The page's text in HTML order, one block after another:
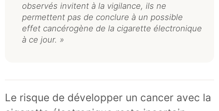
observés invitent à la vigilance, ils ne
permettent pas de conclure à un possible
effet cancérogène de la cigarette électronique
à ce jour. »
Le risque de développer un cancer avec la